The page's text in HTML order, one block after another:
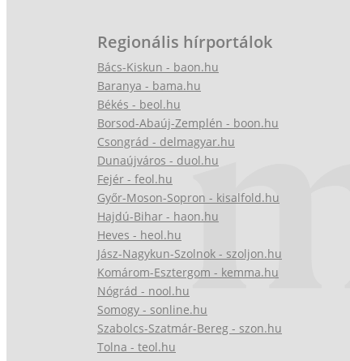
Regionális hírportálok
Bács-Kiskun - baon.hu
Baranya - bama.hu
Békés - beol.hu
Borsod-Abaúj-Zemplén - boon.hu
Csongrád - delmagyar.hu
Dunaújváros - duol.hu
Fejér - feol.hu
Győr-Moson-Sopron - kisalfold.hu
Hajdú-Bihar - haon.hu
Heves - heol.hu
Jász-Nagykun-Szolnok - szoljon.hu
Komárom-Esztergom - kemma.hu
Nógrád - nool.hu
Somogy - sonline.hu
Szabolcs-Szatmár-Bereg - szon.hu
Tolna - teol.hu